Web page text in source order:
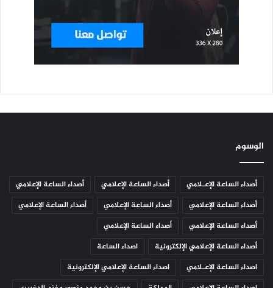
الوسوم
أصداء الساعة الإعـلامي أصداء الساعة الإعلامي
أصداء الساعة الإعلامي
أصداء الساعة الإعلامي
أصداء الساعة الإعلامي
أصداء الساعة الإعلامي
أصداء الساعة الإعلامي
أصداء الساعة الإعلامي
أصداء الساعة الإعلامي الإلكترونية
اصداء الساعة
اصداء الساعة الإعـلامي
اصداء الساعة الإعلامي الإلكترونية